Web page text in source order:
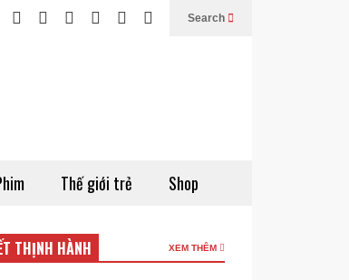
Search
Thế giới trẻ Shop
THỊNH HÀNH XEM THÊM